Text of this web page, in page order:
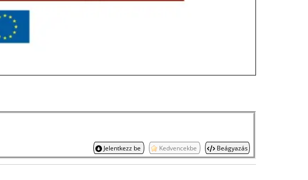
Jelentkezz be Kedvencekbe Beágyazás